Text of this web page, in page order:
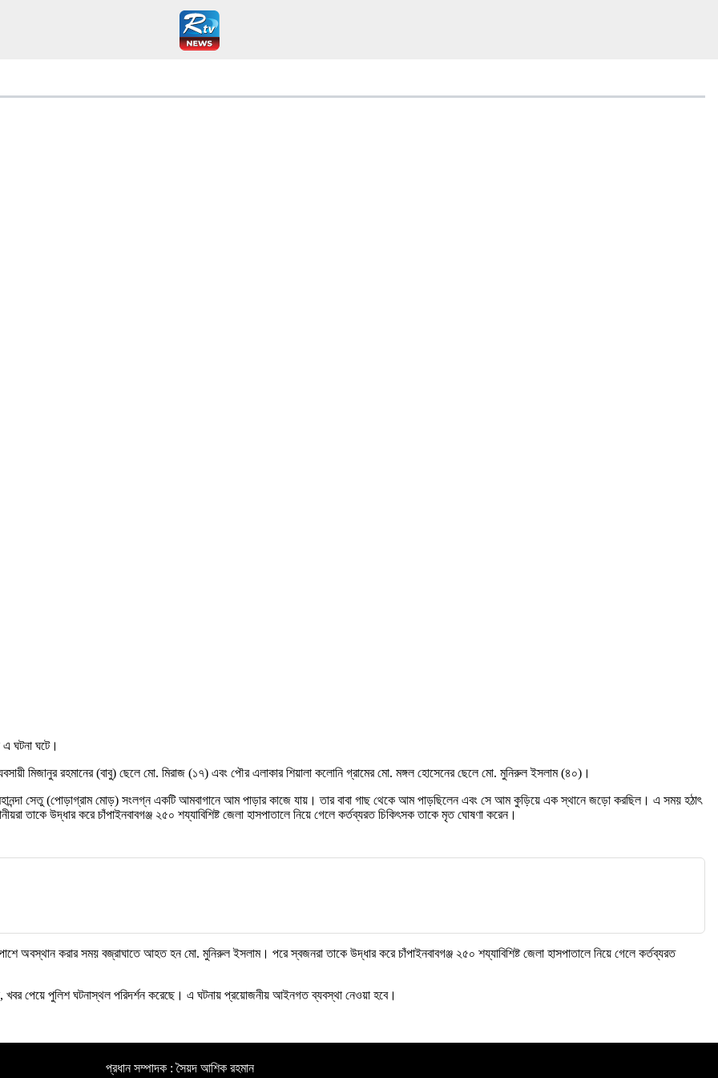
ঘটনা ঘটে।
মিজানুর রহমানের (বাবু) ছেলে মো. মিরাজ (১৭) এবং পৌর এলাকার শিয়ালা কলোনি গ্রামের মো. মঙ্গল হোসেনের ছেলে মো. মুনিরুল ইসলাম (৪০)।
মহানন্দা সেতু (পোড়াগ্রাম মোড়) সংলগ্ন একটি আমবাগানে আম পাড়ার কাজে যায়। তার বাবা গাছ থেকে আম পাড়ছিলেন এবং সে আম কুড়িয়ে এক স্থানে জড়ো করছিল। এ সময় হঠাৎ
উদ্ধার করে চাঁপাইনবাবগঞ্জ ২৫০ শয্যাবিশিষ্ট জেলা হাসপাতালে নিয়ে গেলে কর্তব্যরত চিকিৎসক তাকে মৃত ঘোষণা করেন।
অবস্থান করার সময় বজ্রাঘাতে আহত হন মো. মুনিরুল ইসলাম। পরে স্বজনরা তাকে উদ্ধার করে চাঁপাইনবাবগঞ্জ ২৫০ শয্যাবিশিষ্ট জেলা হাসপাতালে নিয়ে গেলে কর্তব্যরত
খবর পেয়ে পুলিশ ঘটনাস্থল পরিদর্শন করেছে। এ ঘটনায় প্রয়োজনীয় আইনগত ব্যবস্থা নেওয়া হবে।
প্রধান সম্পাদক : সৈয়দ আশিক রহমান